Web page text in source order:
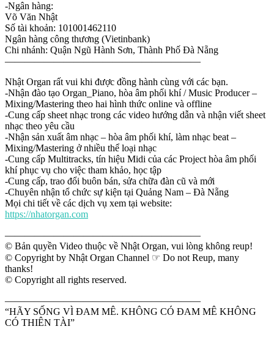
-Ngân hàng:
Võ Văn Nhật
Số tài khoản: 101001462110
Ngân hàng công thương (Vietinbank)
Chi nhánh: Quận Ngũ Hành Sơn, Thành Phố Đà Nẵng
————————————————————
Nhật Organ rất vui khi được đồng hành cùng với các bạn.
-Nhận đào tạo Organ_Piano, hòa âm phối khí / Music Producer –
Mixing/Mastering theo hai hình thức online và offline
-Cung cấp sheet nhạc trong các video hướng dẫn và nhận viết sheet
nhạc theo yêu cầu
-Nhận sản xuất âm nhạc – hòa âm phối khí, làm nhạc beat –
Mixing/Mastering ở nhiều thể loại nhạc
-Cung cấp Multitracks, tín hiệu Midi của các Project hòa âm phối
khí phục vụ cho việc tham khảo, học tập
-Cung cấp, trao đổi buôn bán, sửa chữa đàn cũ và mới
-Chuyên nhận tổ chức sự kiện tại Quảng Nam – Đà Nẵng
Mọi chi tiết về các dịch vụ xem tại website:
https://nhatorgan.com
————————————————————
© Bản quyền Video thuộc về Nhật Organ, vui lòng không reup!
© Copyright by Nhật Organ Channel ☞ Do not Reup, many
thanks!
© Copyright all rights reserved.
————————————————————
“HÃY SỐNG VÌ ĐAM MÊ. KHÔNG CÓ ĐAM MÊ KHÔNG
CÓ THIÊN TÀI”